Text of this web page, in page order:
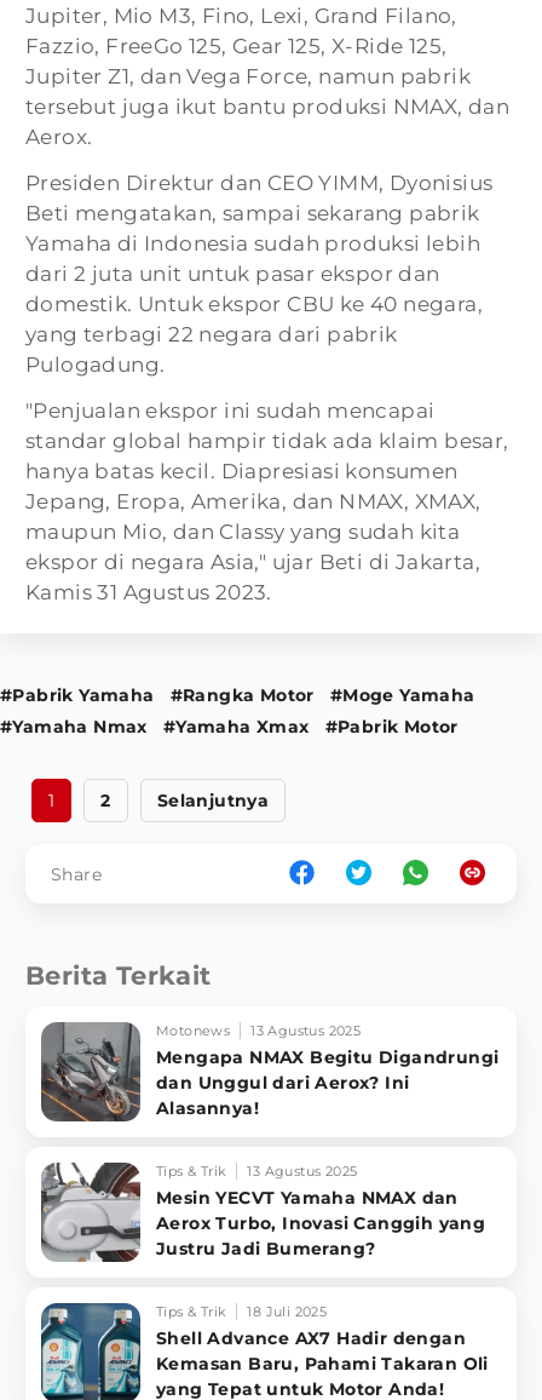
Jupiter, Mio M3, Fino, Lexi, Grand Filano,
Fazzio, FreeGo 125, Gear 125, X-Ride 125,
Jupiter Z1, dan Vega Force, namun pabrik
tersebut juga ikut bantu produksi NMAX, dan
Aerox.
Presiden Direktur dan CEO YIMM, Dyonisius
Beti mengatakan, sampai sekarang pabrik
Yamaha di Indonesia sudah produksi lebih
dari 2 juta unit untuk pasar ekspor dan
domestik. Untuk ekspor CBU ke 40 negara,
yang terbagi 22 negara dari pabrik
Pulogadung.
"Penjualan ekspor ini sudah mencapai
standar global hampir tidak ada klaim besar,
hanya batas kecil. Diapresiasi konsumen
Jepang, Eropa, Amerika, dan NMAX, XMAX,
maupun Mio, dan Classy yang sudah kita
ekspor di negara Asia," ujar Beti di Jakarta,
Kamis 31 Agustus 2023.
#Pabrik Yamaha #Rangka Motor
#Moge Yamaha
#Yamaha Nmax
#Yamaha Xmax #Pabrik Motor
1 2 Selanjutnya
Share
Berita Terkait
Motonews 13 Agustus 2025
Mengapa NMAX Begitu Digandrungi
dan Unggul dari Aerox? Ini
Alasannya!
Tips & Trik 13 Agustus 2025
Mesin YECVT Yamaha NMAX dan
Aerox Turbo, Inovasi Canggih yang
Justru Jadi Bumerang?
Tips & Trik 18 Juli 2025
Shell Advance AX7 Hadir dengan
Kemasan Baru, Pahami Takaran Oli
yang Tepat untuk Motor Anda!